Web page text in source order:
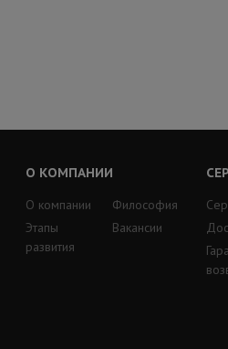
О КОМПАНИИ
О компании
Этапы
развития
Философия
Вакансии